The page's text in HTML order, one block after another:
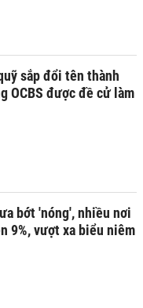
sắp đổi tên thành
OCBS được đề cử làm
bớt 'nóng', nhiều nơi
9%, vượt xa biểu niêm